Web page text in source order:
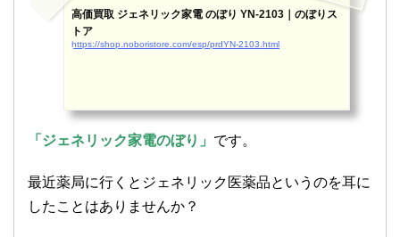
高価買取 ジェネリック家電 のぼり YN-2103｜のぼりス
トア
https://shop.noboristore.com/esp/prdYN-2103.html
「ジェネリック家電のぼり」 です。
最近薬局に行くとジェネリック医薬品というのを耳に
したことはありませんか？